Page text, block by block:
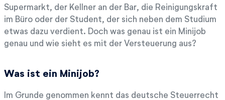
Supermarkt, der Kellner an der Bar, die Reinigungskraft
im Büro oder der Student, der sich neben dem Studium
etwas dazu verdient. Doch was genau ist ein Minijob
genau und wie sieht es mit der Versteuerung aus?
Was ist ein Minijob?
Im Grunde genommen kennt das deutsche Steuerrecht